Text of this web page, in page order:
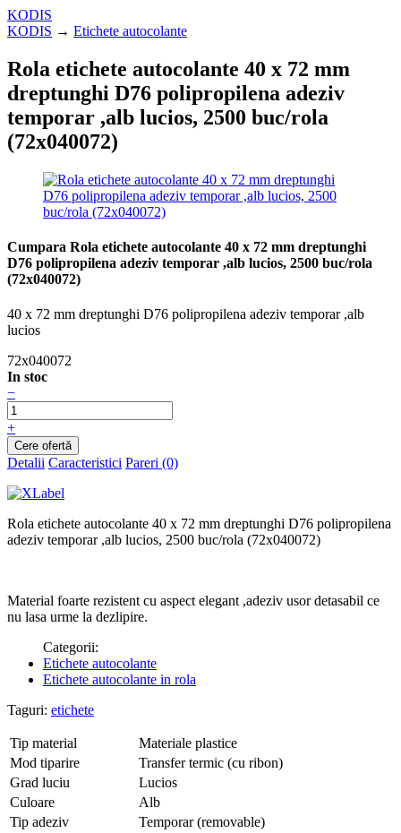
KODIS
KODIS → Etichete autocolante
Rola etichete autocolante 40 x 72 mm
dreptunghi D76 polipropilena adeziv
temporar ,alb lucios, 2500 buc/rola
(72x040072)
Cumpara Rola etichete autocolante 40 x 72 mm dreptunghi
D76 polipropilena adeziv temporar ,alb lucios, 2500 buc/rola
(72x040072)
40 x 72 mm dreptunghi D76 polipropilena adeziv temporar ,alb
lucios
72x040072
In stoc
−
+
Detalii Caracteristici Pareri (0)
Rola etichete autocolante 40 x 72 mm dreptunghi D76 polipropilena
adeziv temporar ,alb lucios, 2500 buc/rola (72x040072)
Material foarte rezistent cu aspect elegant ,adeziv usor detasabil ce
nu lasa urme la dezlipire.
Categorii:
Etichete autocolante
Etichete autocolante in rola
Taguri: etichete
Tip material
Materiale plastice
Mod tiparire
Transfer termic (cu ribon)
Grad luciu
Lucios
Culoare
Alb
Tip adeziv
Temporar (removable)